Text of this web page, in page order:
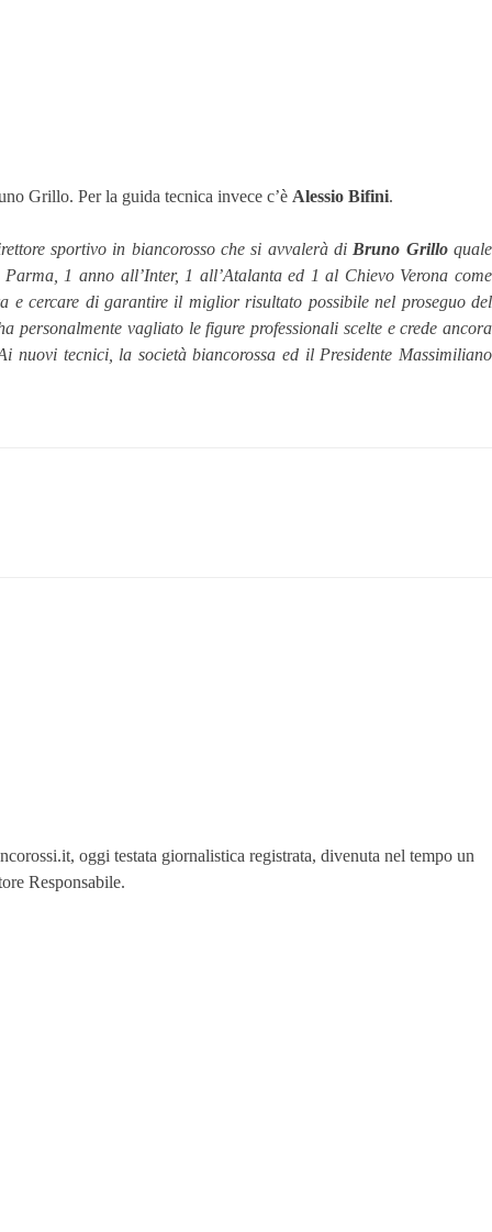
Grillo. Per la guida tecnica invece c’è Alessio Bifini.
sportivo in biancorosso che si avvalerà di Bruno Grilloquale
1 anno all’Inter, 1 all’Atalanta ed 1 al Chievo Verona come
cercare di garantire il miglior risultato possibile nel proseguo del
personalmente vagliato le figure professionali scelte e crede ancora
nuovi tecnici, la società biancorossa ed il Presidente Massimiliano
oggi testata giornalistica registrata, divenuta nel tempo un
Responsabile.